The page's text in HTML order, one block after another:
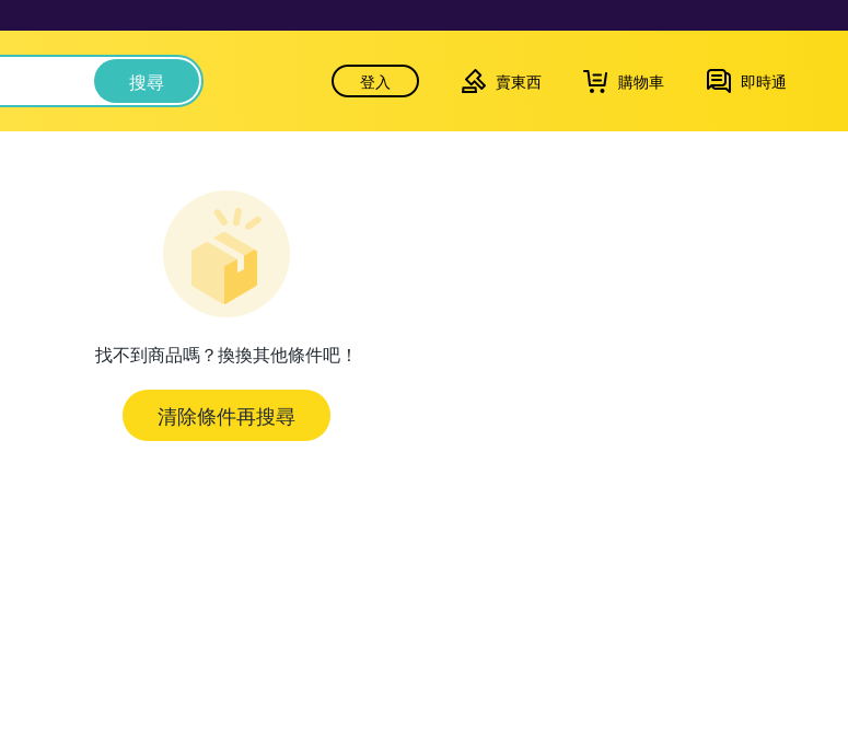
搜尋 登入 賣東西 購物車 即時通
找不到商品嗎？換換其他條件吧！
清除條件再搜尋